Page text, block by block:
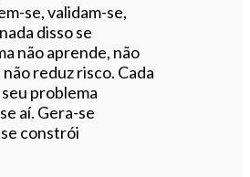
se, validam-se,
disso se
não aprende, não
reduz risco. Cada
problema
aí. Gera-se
constrói